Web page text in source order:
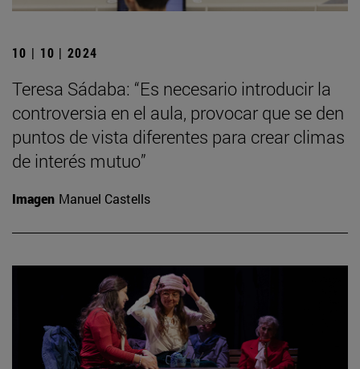
10 | 10 | 2024
Teresa Sádaba: “Es necesario introducir la
controversia en el aula, provocar que se den
puntos de vista diferentes para crear climas
de interés mutuo”
Imagen Manuel Castells